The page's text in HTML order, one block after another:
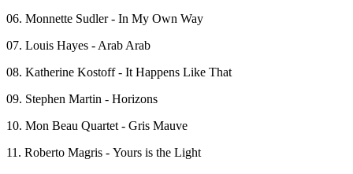
06. Monnette Sudler - In My Own Way
07. Louis Hayes - Arab Arab
08. Katherine Kostoff - It Happens Like That
09. Stephen Martin - Horizons
10. Mon Beau Quartet - Gris Mauve
11. Roberto Magris - Yours is the Light